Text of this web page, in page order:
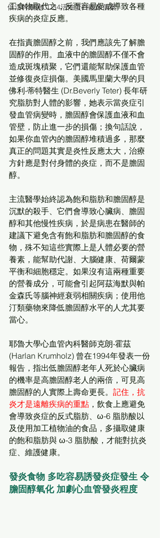
倍活幹細胞CD34活性蛋白臨床個案
工食物取代之，反而容易促成導致各種
疾病的炎症反應。
在指責膽固醇之前，我們應該先了解膽
固醇的作用。血液中的膽固醇不僅不會
造成斑塊積聚，它們還能幫助保護血管
並修復炎症損傷。美國馬里蘭大學的貝
佛利‧蒂特醫生 (Dr.Beverly Teter) 長年研
究脂肪對人體的影響，她表示當炎症引
發血管病變時，膽固醇會保護血液和血
管壁，防止進一步的損傷；換句話說，
如果你血管內的膽固醇堆積過多，那麼
真正的問題其實是炎性反應太大，治療
方針應是對付身體的炎症，而不是膽固
醇。
主流醫學始終認為飽和脂肪和膽固醇是
沉默的殺手、它們會導致心臟病、膽固
醇和其他慢性疾病，於是病患在醫師的
建議下避免含有飽和脂肪和膽固醇的食
物，殊不知這些實際上是人體必要的營
養素，能幫助代謝、大腦健康、荷爾蒙
平衡和細胞穩定。如果沒有這兩種重要
的營養成分，可能會引起阿茲海默與帕
金森氏等腦神經衰弱相關疾病；使用他
汀類藥物來降低膽固醇水平的人尤其要
當心。
耶魯大學心血管內科醫師克朗‧霍茲
(Harlan Krumholz) 曾在1994年發表一份
報告，指出低膽固醇老年人死於心臟病
的機率是高膽固醇老人的兩倍，可見高
膽固醇的人實際上壽命更長。 記住，抗
炎才是遠離疾病的重點 ，飲食上應避免
會導致炎症的反式脂肪、ω-6 脂肪酸以
及使用加工植物油的食品，多攝取健康
的飽和脂肪與 ω-3 脂肪酸，才能對抗炎
症、維護健康。
發炎食物 多吃容易誘發炎症發生 令
膽固醇氧化 加劇心血管發炎程度